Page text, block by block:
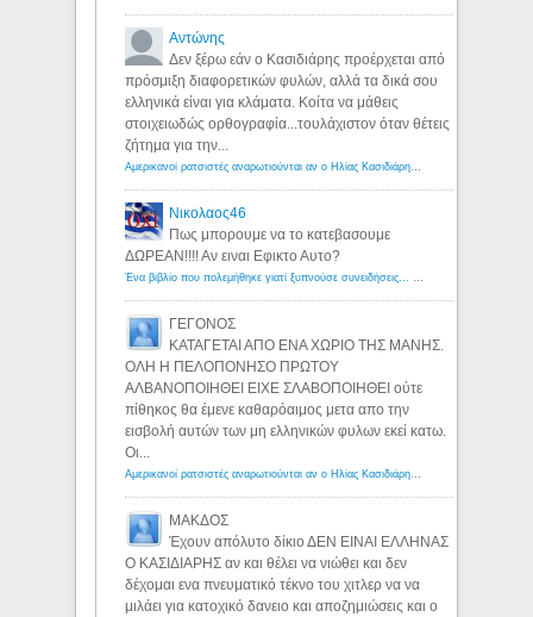
Αντώνης
Δεν ξέρω εάν ο Κασιδιάρης προέρχεται από
πρόσμιξη διαφορετικών φυλών, αλλά τα δικά σου
ελληνικά είναι για κλάματα. Κοίτα να μάθεις
στοιχειωδώς ορθογραφία...τουλάχιστον όταν θέτεις
ζήτημα για την...
Αμερικανοί ρατσιστές αναρωτιούνται αν ο Ηλίας Κασιδιάρης ανήκει στη λευκή φυλή... - Λόγιος Ερμής
Νικολαος46
Πως μπορουμε να το κατεβασουμε
ΔΩΡΕΑΝ!!!! Αν ειναι Εφικτο Αυτο?
Ένα βιβλίο που πολεμήθηκε γιατί ξυπνούσε συνειδήσεις... - Λόγιος Ερμής | Η γνώση ξεκινάει με την αναζήτηση...
ΓΕΓΟΝΟΣ
ΚΑΤΑΓΕΤΑΙ ΑΠΟ ΕΝΑ ΧΩΡΙΟ ΤΗΣ ΜΑΝΗΣ.
ΟΛΗ Η ΠΕΛΟΠΟΝΗΣΟ ΠΡΩΤΟΥ
ΑΛΒΑΝΟΠΟΙΗΘΕΙ ΕΙΧΕ ΣΛΑΒΟΠΟΙΗΘΕΙ ούτε
πίθηκος θα έμενε καθαρόαιμος μετα απο την
εισβολή αυτών των μη ελληνικών φυλων εκεί κατω.
Οι...
Αμερικανοί ρατσιστές αναρωτιούνται αν ο Ηλίας Κασιδιάρης ανήκει στη λευκή φυλή... - Λόγιος Ερμής
ΜΑΚΔΟΣ
Έχουν απόλυτο δίκιο ΔΕΝ ΕΙΝΑΙ ΕΛΛΗΝΑΣ
Ο ΚΑΣΙΔΙΑΡΗΣ αν και θέλει να νιώθει και δεν
δέχομαι ενα πνευματικό τέκνο του χιτλερ να να
μιλάει για κατοχικό δανειο και αποζημιώσεις και ο